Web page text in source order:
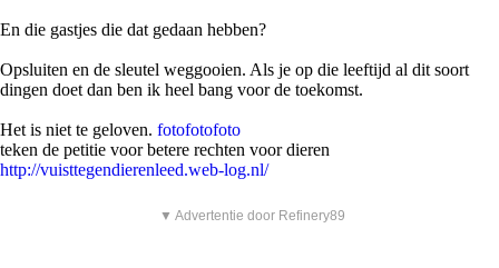
En die gastjes die dat gedaan hebben?
Opsluiten en de sleutel weggooien. Als je op die leeftijd al dit soort
dingen doet dan ben ik heel bang voor de toekomst.
Het is niet te geloven. fotofotofoto
teken de petitie voor betere rechten voor dieren
http://vuisttegendierenleed.web-log.nl/
▼ Advertentie door Refinery89